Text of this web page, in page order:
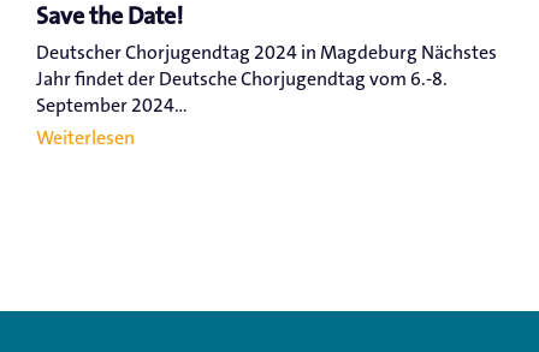
Save the Date!
Deutscher Chorjugendtag 2024 in Magdeburg Nächstes
Jahr findet der Deutsche Chorjugendtag vom 6.-8.
September 2024...
Weiterlesen